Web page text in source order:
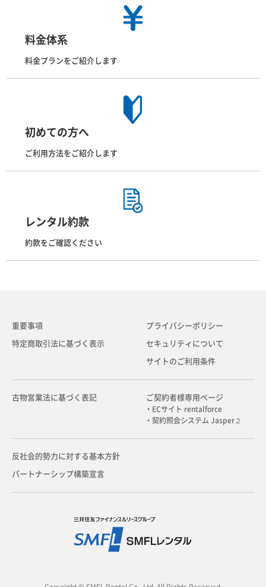
料金体系
料金プランをご紹介します
初めての方へ
ご利用方法をご紹介します
レンタル約款
約款をご確認ください
重要事項
特定商取引法に基づく表示
プライバシーポリシー
セキュリティについて
サイトのご利用条件
古物営業法に基づく表記 ご契約者様専用ページ
・ECサイト rentalforce
・契約照会システム Jasper２
反社会的勢力に対する基本方針
パートナーシップ構築宣言